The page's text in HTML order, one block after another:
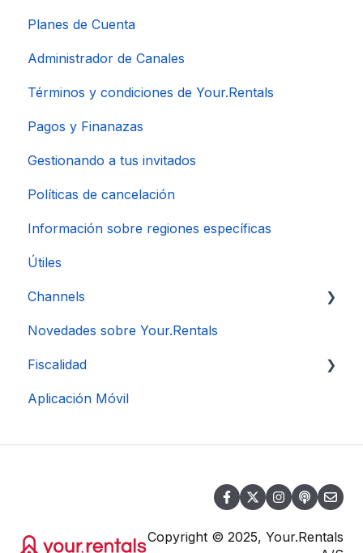
Planes de Cuenta
Administrador de Canales
Términos y condiciones de Your.Rentals
Pagos y Finanazas
Gestionando a tus invitados
Políticas de cancelación
Información sobre regiones específicas
Útiles
Channels
Conexión de Cuenta
Novedades sobre Your.Rentals
Fiscalidad
DAC 7
Aplicación Móvil
Copyright © 2025, Your.Rentals